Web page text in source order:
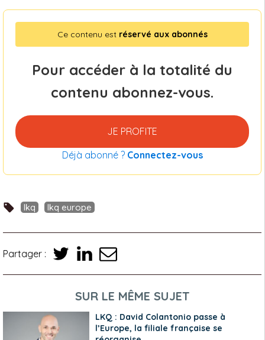
Ce contenu est réservé aux abonnés
Pour accéder à la totalité du
contenu abonnez-vous.
JE PROFITE
Déjà abonné ? Connectez-vous
lkq lkq europe
Partager :
SUR LE MÊME SUJET
LKQ : David Colantonio passe à
l’Europe, la filiale française se